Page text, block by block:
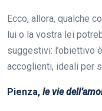
Ecco, allora, qualche
lui o la vostra lei
suggestivi: l’obiettivo
accoglienti, ideali per
Pienza, le vie